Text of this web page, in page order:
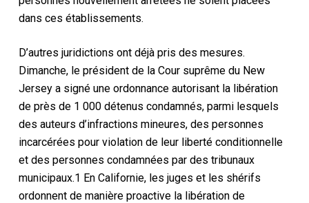
dans ces établissements.
D’autres juridictions ont déjà pris des mesures.
Dimanche, le président de la Cour suprême du New
Jersey a signé une ordonnance autorisant la libération
de près de 1 000 détenus condamnés, parmi lesquels
des auteurs d’infractions mineures, des personnes
incarcérées pour violation de leur liberté conditionnelle
et des personnes condamnées par des tribunaux
municipaux.1 En Californie, les juges et les shérifs
ordonnent de manière proactive la libération de